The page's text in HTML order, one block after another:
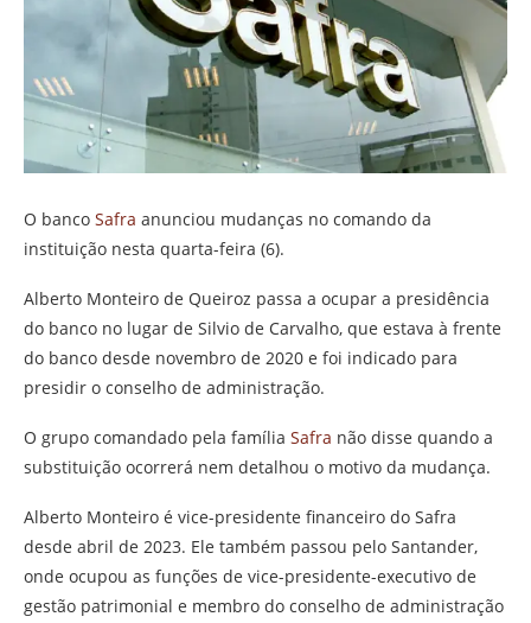
O banco Safra anunciou mudanças no comando da
instituição nesta quarta-feira (6).
Alberto Monteiro de Queiroz passa a ocupar a presidência
do banco no lugar de Silvio de Carvalho, que estava à frente
do banco desde novembro de 2020 e foi indicado para
presidir o conselho de administração.
O grupo comandado pela família Safra não disse quando a
substituição ocorrerá nem detalhou o motivo da mudança.
Alberto Monteiro é vice-presidente financeiro do Safra
desde abril de 2023. Ele também passou pelo Santander,
onde ocupou as funções de vice-presidente-executivo de
gestão patrimonial e membro do conselho de administração